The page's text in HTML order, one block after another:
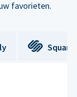
favorieten.